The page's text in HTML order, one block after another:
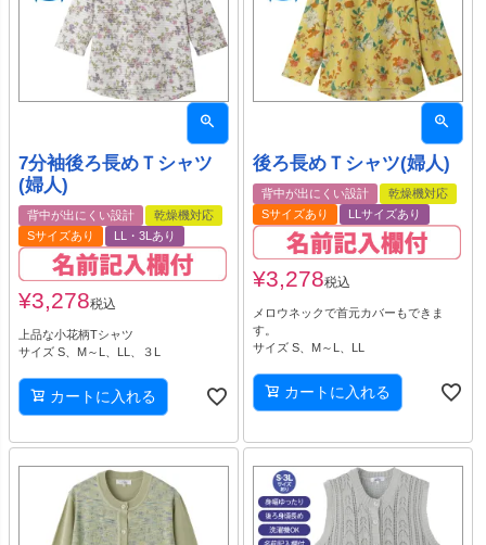
7分袖後ろ長めＴシャツ
(婦人)
背中が出にくい設計
乾燥機対応
Sサイズあり
LL・3Lあり
¥3,278税込
上品な小花柄Tシャツ
サイズ S、M～L、LL、３L
カートに入れる
後ろ長めＴシャツ(婦人)
背中が出にくい設計
乾燥機対応
Sサイズあり
LLサイズあり
¥3,278税込
メロウネックで首元カバーもできま
す。
サイズ S、M～L、LL
カートに入れる